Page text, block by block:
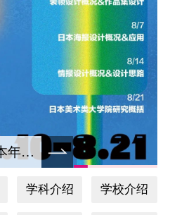
又一个东京的夏天｜本年度日本视觉设计夏令营重磅来袭！
学科介绍 学校介绍